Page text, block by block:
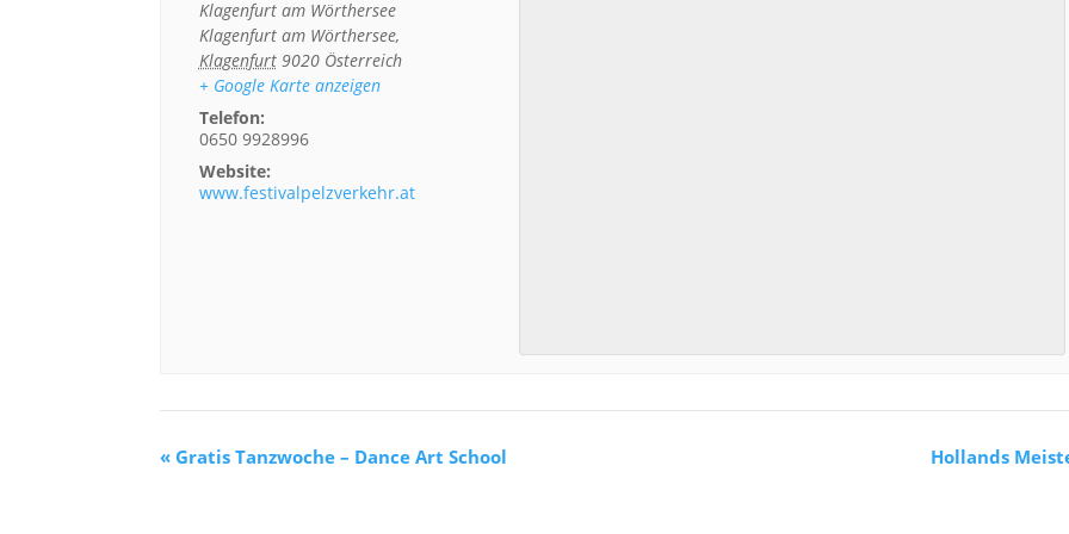
Klagenfurt am Wörthersee
Klagenfurt am Wörthersee,
Klagenfurt 9020 Österreich
+ Google Karte anzeigen
Telefon:
0650 9928996
Website:
www.festivalpelzverkehr.at
« Gratis Tanzwoche – Dance Art School Hollands